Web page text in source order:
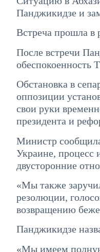
Панджикидзе и
Встреча прошла в
После встречи
обеспокоенность
Обстановка в
оппозиции
свои руки
президента и
Министр
Украине, процесс
двусторонние
«Мы также
резолюции,
возвращению
Панджикидзе
«Мы имеем